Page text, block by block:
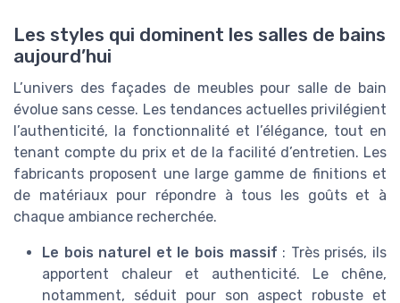
Les styles qui dominent les salles de bains
aujourd’hui
L’univers des façades de meubles pour salle de bain
évolue sans cesse. Les tendances actuelles privilégient
l’authenticité, la fonctionnalité et l’élégance, tout en
tenant compte du prix et de la facilité d’entretien. Les
fabricants proposent une large gamme de finitions et
de matériaux pour répondre à tous les goûts et à
chaque ambiance recherchée.
Le bois naturel et le bois massif : Très prisés, ils
apportent chaleur et authenticité. Le chêne,
notamment, séduit pour son aspect robuste et